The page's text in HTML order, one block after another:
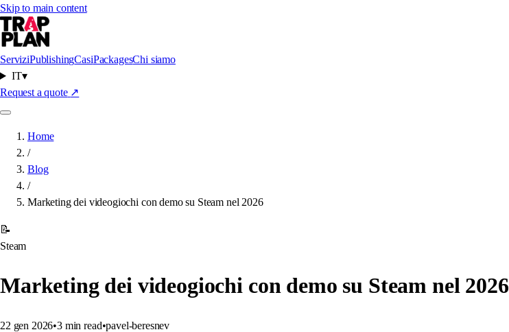
Skip to main content
ServiziPublishingCasiPackagesChi siamo
IT▾
Request a quote ↗
Home
/
Blog
/
Marketing dei videogiochi con demo su Steam nel 2026
📝
Steam
Marketing dei videogiochi con demo su Steam nel 2026
22 gen 2026•3 min read•pavel-beresnev